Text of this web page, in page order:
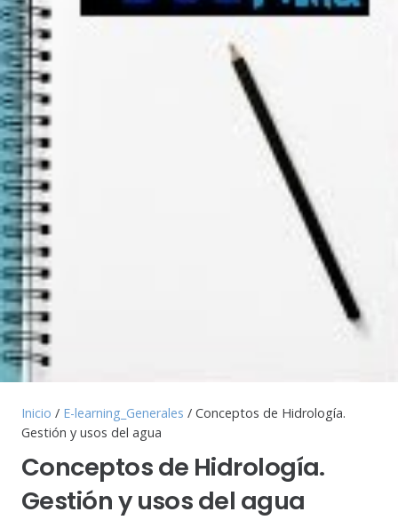
Inicio / E-learning_Generales / Conceptos de Hidrología.
Gestión y usos del agua
Conceptos de Hidrología.
Gestión y usos del agua